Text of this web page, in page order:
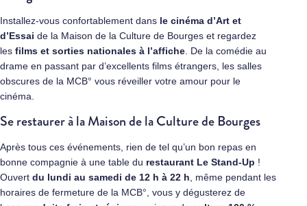
Installez-vous confortablement dans le cinéma d’Art et
d’Essai de la Maison de la Culture de Bourges et regardez
les films et sorties nationales à l’affiche . De la comédie au
drame en passant par d’excellents films étrangers, les salles
obscures de la MCB° vous réveiller votre amour pour le
cinéma.
Se restaurer à la Maison de la Culture de Bourges
Après tous ces événements, rien de tel qu’un bon repas en
bonne compagnie à une table du restaurant Le Stand-Up !
Ouvert du lundi au samedi de 12 h à 22 h , même pendant les
horaires de fermeture de la MCB°, vous y dégusterez de